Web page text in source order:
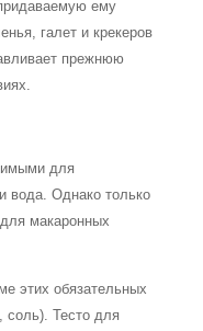
ему
галет и крекеров
прежнюю
для
вода. Однако только
макаронных
этих обязательных
соль). Тесто для